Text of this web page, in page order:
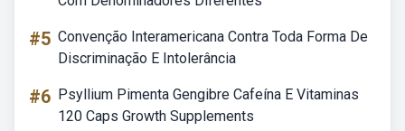
#5 Convenção Interamericana Contra Toda Forma De
Discriminação E Intolerância
#6 Psyllium Pimenta Gengibre Cafeína E Vitaminas
120 Caps Growth Supplements